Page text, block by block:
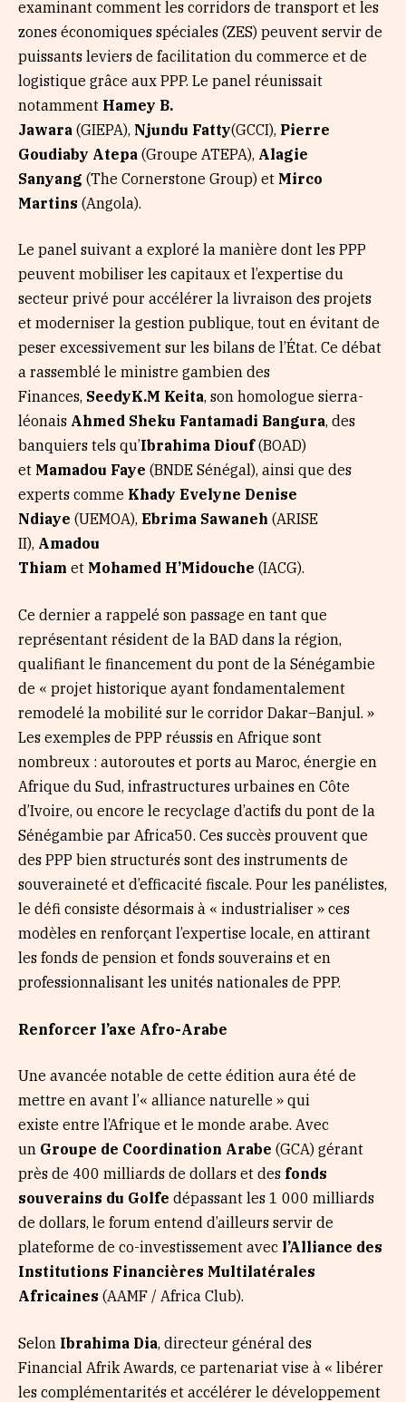
examinant comment les corridors de transport et les
zones économiques spéciales (ZES) peuvent servir de
puissants leviers de facilitation du commerce et de
logistique grâce aux PPP. Le panel réunissait
notamment Hamey B.
Jawara (GIEPA), Njundu Fatty(GCCI), Pierre
Goudiaby Atepa (Groupe ATEPA), Alagie
Sanyang (The Cornerstone Group) et Mirco
Martins (Angola).
Le panel suivant a exploré la manière dont les PPP
peuvent mobiliser les capitaux et l’expertise du
secteur privé pour accélérer la livraison des projets
et moderniser la gestion publique, tout en évitant de
peser excessivement sur les bilans de l’État. Ce débat
a rassemblé le ministre gambien des
Finances, SeedyK.M Keita, son homologue sierra-
léonais Ahmed Sheku Fantamadi Bangura, des
banquiers tels qu’Ibrahima Diouf(BOAD)
et Mamadou Faye (BNDE Sénégal), ainsi que des
experts comme Khady Evelyne Denise
Ndiaye (UEMOA), Ebrima Sawaneh (ARISE
II), Amadou
Thiam et Mohamed H’Midouche (IACG).
Ce dernier a rappelé son passage en tant que
représentant résident de la BAD dans la région,
qualifiant le financement du pont de la Sénégambie
de « projet historique ayant fondamentalement
remodelé la mobilité sur le corridor Dakar–Banjul. »
Les exemples de PPP réussis en Afrique sont
nombreux : autoroutes et ports au Maroc, énergie en
Afrique du Sud, infrastructures urbaines en Côte
d’Ivoire, ou encore le recyclage d’actifs du pont de la
Sénégambie par Africa50. Ces succès prouvent que
des PPP bien structurés sont des instruments de
souveraineté et d’efficacité fiscale. Pour les panélistes,
le défi consiste désormais à « industrialiser » ces
modèles en renforçant l’expertise locale, en attirant
les fonds de pension et fonds souverains et en
professionnalisant les unités nationales de PPP.
Renforcer l’axe Afro-Arabe
Une avancée notable de cette édition aura été de
mettre en avant l’« alliance naturelle » qui
existe entre l’Afrique et le monde arabe. Avec
un Groupe de Coordination Arabe (GCA) gérant
près de 400 milliards de dollars et des fonds
souverains du Golfe dépassant les 1 000 milliards
de dollars, le forum entend d’ailleurs servir de
plateforme de co-investissement avec l’Alliance des
Institutions Financières Multilatérales
Africaines (AAMF / Africa Club).
Selon Ibrahima Dia, directeur général des
Financial Afrik Awards, ce partenariat vise à « libérer
les complémentarités et accélérer le développement